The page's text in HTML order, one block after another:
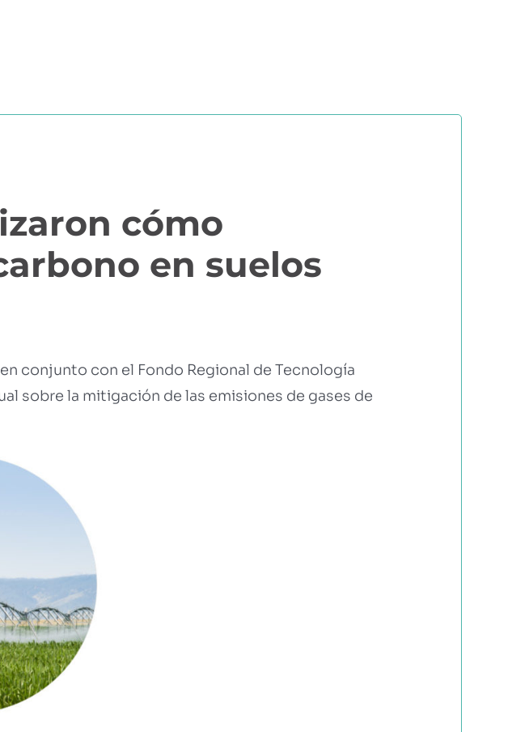
cómo
en suelos
conjunto con el Fondo Regional de Tecnología
sobre la mitigación de las emisiones de gases de